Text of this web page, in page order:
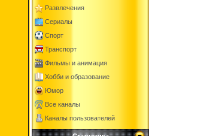
Развлечения
Сериалы
Спорт
Транспорт
Фильмы и анимация
Хобби и образование
Юмор
Все каналы
Каналы пользователей